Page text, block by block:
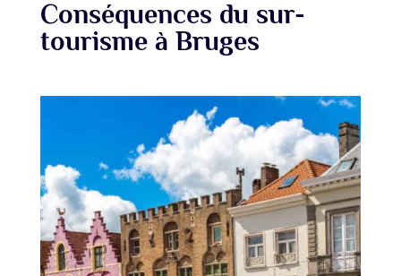
Conséquences du sur-
tourisme à Bruges